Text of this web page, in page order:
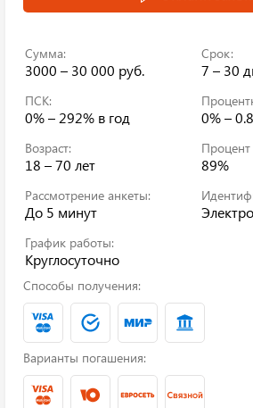
Сумма:
3000 – 30 000 руб.
Срок:
7 – 30
ПСК:
0% – 292% в год 0% –
Возраст:
18 – 70 лет 89%
Рассмотрение анкеты:
До 5 минут
График работы:
Круглосуточно
Способы получения:
Варианты погашения: